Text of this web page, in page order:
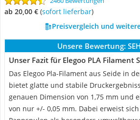
ab 20,00 € ( Sofort lieferbar)
Preisvergleich und
Unsere Bewertung:
Unser Fazit für Elegoo PLA Filament
Das Elegoo Pla-Filament aus Seide in
bietet glatte und stabile
genauen Dimension von 1,75 mm und
von nur +/- 0,05 mm. Dabei erweist